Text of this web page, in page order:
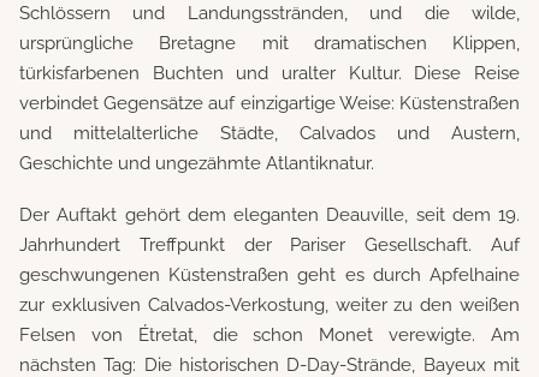
Schlössern und Landungsstränden, und die wilde,
ursprüngliche Bretagne mit dramatischen Klippen,
türkisfarbenen Buchten und uralter Kultur. Diese Reise
verbindet Gegensätze auf einzigartige Weise: Küstenstraßen
und mittelalterliche Städte, Calvados und Austern,
Geschichte und ungezähmte Atlantiknatur.
Der Auftakt gehört dem eleganten Deauville, seit dem 19.
Jahrhundert Treffpunkt der Pariser Gesellschaft. Auf
geschwungenen Küstenstraßen geht es durch Apfelhaine
zur exklusiven Calvados-Verkostung, weiter zu den weißen
Felsen von Étretat, die schon Monet verewigte. Am
nächsten Tag: Die historischen D-Day-Strände, Bayeux mit